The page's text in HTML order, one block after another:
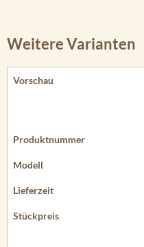
Weitere Varianten